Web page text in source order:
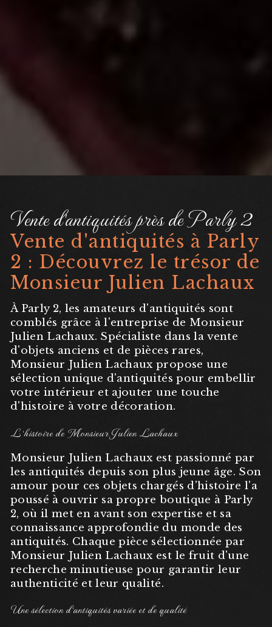
Vente d'antiquités près de Parly 2
Vente d'antiquités à Parly
2 : Découvrez le trésor de
Monsieur Julien Lachaux
À Parly 2, les amateurs d'antiquités sont
comblés grâce à l'entreprise de Monsieur
Julien Lachaux. Spécialiste dans la vente
d'objets anciens et de pièces rares,
Monsieur Julien Lachaux propose une
sélection unique d'antiquités pour embellir
votre intérieur et ajouter une touche
d'histoire à votre décoration.
L'histoire de Monsieur Julien Lachaux
Monsieur Julien Lachaux est passionné par
les antiquités depuis son plus jeune âge. Son
amour pour ces objets chargés d'histoire l'a
poussé à ouvrir sa propre boutique à Parly
2, où il met en avant son expertise et sa
connaissance approfondie du monde des
antiquités. Chaque pièce sélectionnée par
Monsieur Julien Lachaux est le fruit d'une
recherche minutieuse pour garantir leur
authenticité et leur qualité.
Une sélection d'antiquités variée et de qualité